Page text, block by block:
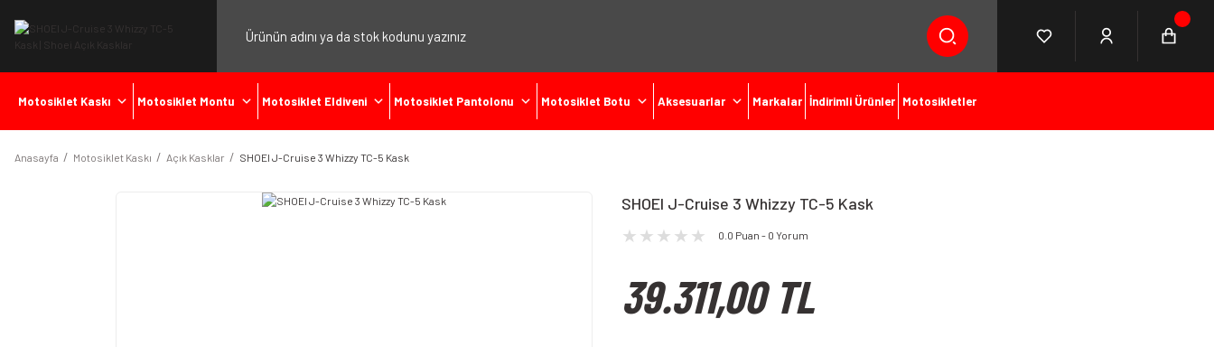
Motosiklet Kaskı Motosiklet Montu Motosiklet Eldiveni Motosiklet Pantolonu Motosiklet Botu Aksesuarlar Markalar İndirimli Ürünler Motosikletler
Anasayfa Motosiklet Kaskı Açık Kasklar SHOEI J-Cruise 3 Whizzy TC-5 Kask
SHOEI J-Cruise 3 Whizzy TC-5 Kask
0.0 Puan - 0 Yorum
39.311,00 TL